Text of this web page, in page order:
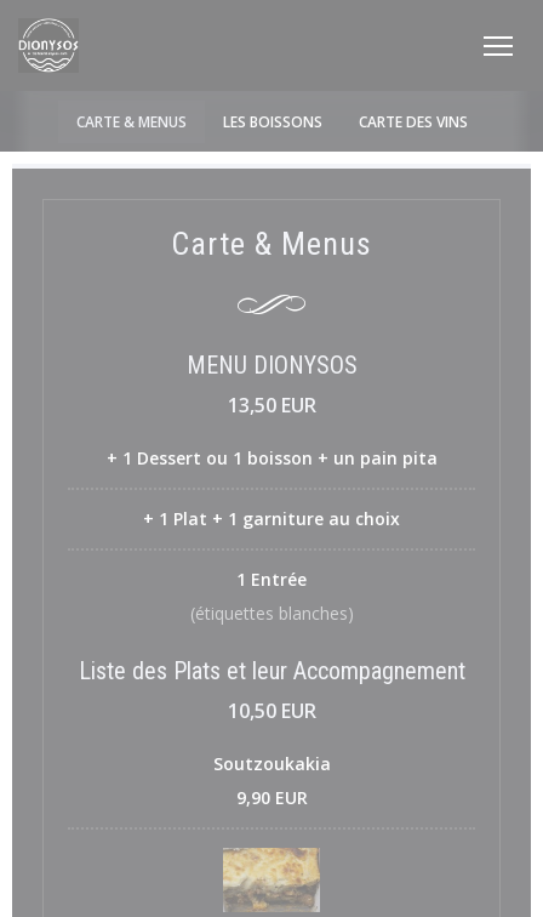
Personnalisation de vos choix en matière de cookies
Carte & Menus
MENU DIONYSOS
13,50 EUR
+ 1 Dessert ou 1 boisson + un pain pita
+ 1 Plat + 1 garniture au choix
1 Entrée
(étiquettes blanches)
Liste des Plats et leur Accompagnement
10,50 EUR
Soutzoukakia
9,90 EUR
CARTE & MENUS LES BOISSONS CARTE DES VINS